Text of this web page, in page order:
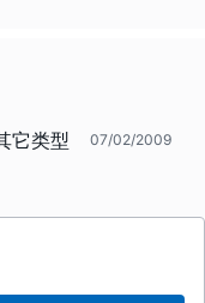
它类型
07/02/2009